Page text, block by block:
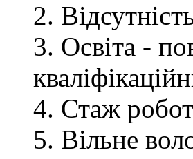
2.
3. Освіта -
4. Стаж
5. Вільне